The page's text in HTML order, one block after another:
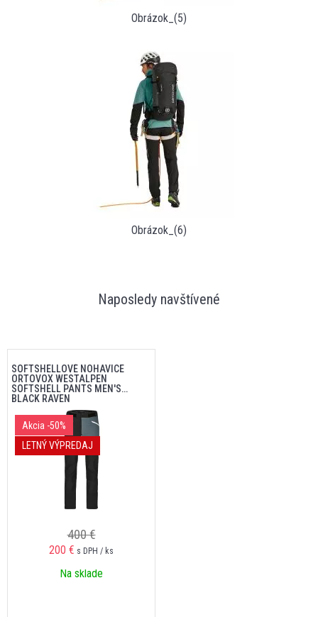
Obrázok_(5)
Obrázok_(6)
Naposledy navštívené
SOFTSHELLOVÉ NOHAVICE
ORTOVOX WESTALPEN
SOFTSHELL PANTS MEN'S
BLACK RAVEN
Akcia -50%
LETNÝ VÝPREDAJ
400 €
200 € s DPH / ks
Na sklade